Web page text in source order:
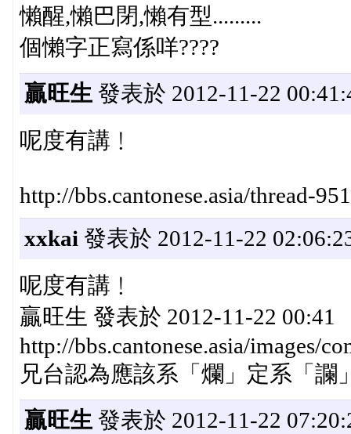
懶醒,懶巴閉,懶有型.........
個懶字正寫係咩????
贏旺生發表於 2012-11-22
呢度有講﹗
http://bbs.cantonese.asia/thread-
xxkai 發表於 2012-11-22
呢度有講﹗
贏旺生 發表於 2012-11-22 00:41
http://bbs.cantonese.asia/images/
兄台認為應該系「爛」定系「讕
贏旺生發表於 2012-11-22